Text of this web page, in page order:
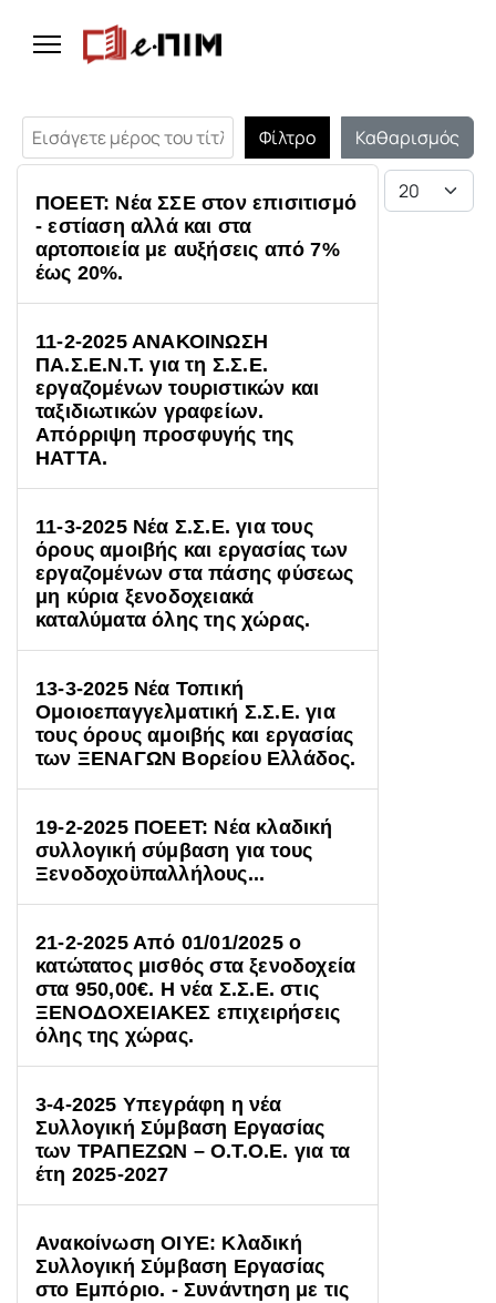
Εισάγετε μέρος του τίτλου.
Φίλτρο
Καθαρισμός
Εμφάνιση #
ΠΟΕΕΤ: Νέα ΣΣΕ στον επισιτισμό
- εστίαση αλλά και στα
αρτοποιεία με αυξήσεις από 7%
έως 20%.
11-2-2025 ΑΝΑΚΟΙΝΩΣΗ
ΠΑ.Σ.Ε.Ν.Τ. για τη Σ.Σ.Ε.
εργαζομένων τουριστικών και
ταξιδιωτικών γραφείων.
Απόρριψη προσφυγής της
ΗΑΤΤΑ.
11-3-2025 Νέα Σ.Σ.Ε. για τους
όρους αμοιβής και εργασίας των
εργαζομένων στα πάσης φύσεως
μη κύρια ξενοδοχειακά
καταλύματα όλης της χώρας.
13-3-2025 Νέα Τοπική
Ομοιοεπαγγελματική Σ.Σ.Ε. για
τους όρους αμοιβής και εργασίας
των ΞΕΝΑΓΩΝ Βορείου Ελλάδος.
19-2-2025 ΠΟΕΕΤ: Νέα κλαδική
συλλογική σύμβαση για τους
Ξενοδοχοϋπαλλήλους...
21-2-2025 Από 01/01/2025 ο
κατώτατος μισθός στα ξενοδοχεία
στα 950,00€. Η νέα Σ.Σ.Ε. στις
ΞΕΝΟΔΟΧΕΙΑΚΕΣ επιχειρήσεις
όλης της χώρας.
3-4-2025 Υπεγράφη η νέα
Συλλογική Σύμβαση Εργασίας
των ΤΡΑΠΕΖΩΝ – Ο.Τ.Ο.Ε. για τα
έτη 2025-2027
Ανακοίνωση ΟΙΥΕ: Κλαδική
Συλλογική Σύμβαση Εργασίας
στο Εμπόριο. - Συνάντηση με τις